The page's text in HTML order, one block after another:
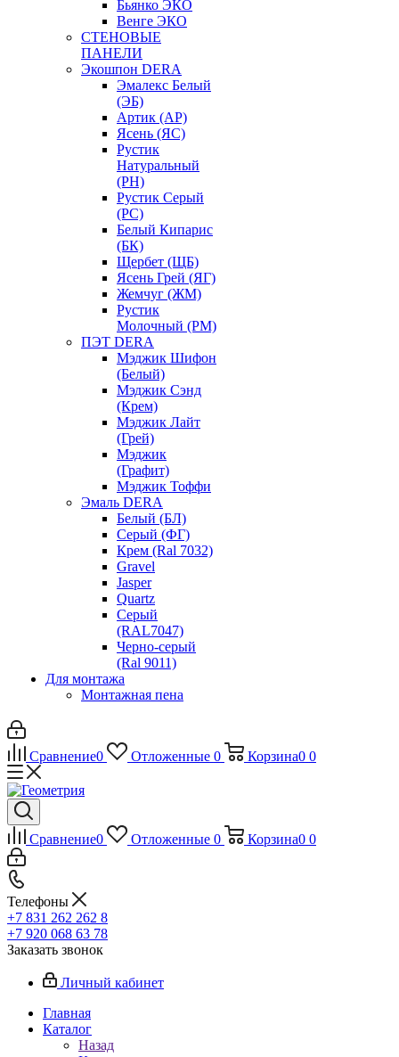
Бьянко ЭКО
Венге ЭКО
СТЕНОВЫЕ
ПАНЕЛИ
Экошпон DERA
Эмалекс Белый
(ЭБ)
Артик (АР)
Ясень (ЯС)
Рустик
Натуральный
(РН)
Рустик Серый
(РС)
Белый Кипарис
(БК)
Щербет (ЩБ)
Ясень Грей (ЯГ)
Жемчуг (ЖМ)
Рустик
Молочный (РМ)
ПЭТ DERA
Мэджик Шифон
(Белый)
Мэджик Сэнд
(Крем)
Мэджик Лайт
(Грей)
Мэджик
(Графит)
Мэджик Тоффи
Эмаль DERA
Белый (БЛ)
Серый (ФГ)
Крем (Ral 7032)
Gravel
Jasper
Quartz
Серый
(RAL7047)
Черно-серый
(Ral 9011)
Для монтажа
Монтажная пена
Сравнение0 Отложенные 0 Корзина0 0
Сравнение0 Отложенные 0 Корзина0 0
Телефоны
+7 831 262 262 8
+7 920 068 63 78
Заказать звонок
Личный кабинет
Главная
Каталог
Назад